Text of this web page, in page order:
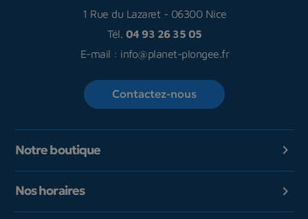
1 Rue du Lazaret - 06300 Nice
Tél. 04 93 26 35 05
E-mail : info@planet-plongee.fr
Contactez-nous
Notre boutique 
Nos horaires 